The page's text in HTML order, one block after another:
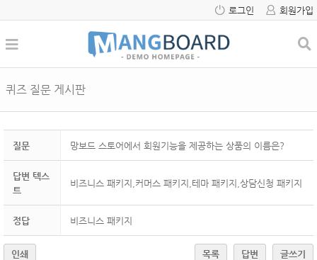
로그인 회원가입
퀴즈 질문 게시판
질문 망보드 스토어에서 회원기능을 제공하는 상품의 이름은?
답변 텍스
트
비즈니스 패키지,커머스 패키지,테마 패키지,상담신청 패키지
정답 비즈니스 패키지
인쇄 목록 답변 글쓰기